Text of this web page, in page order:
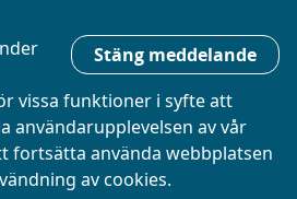
Stäng meddelande
vissa funktioner i syfte att
användarupplevelsen av vår
fortsätta använda webbplatsen
av cookies.